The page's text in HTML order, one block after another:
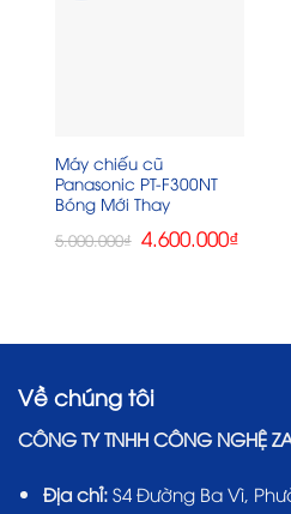
Máy chiếu cũ
Panasonic PT-F300NT
Bóng Mới Thay
5.000.000₫ Giá
gốc
4.600.000₫Giá
hiện
Về chúng tôi
CÔNG TY TNHH CÔNG NGHỆ
Địa chỉ: S4 Đường Ba Vì,